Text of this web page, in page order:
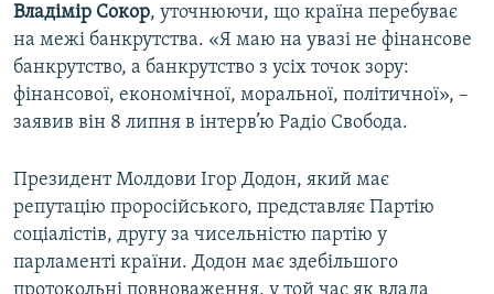
Владімір Сокор, уточнюючи, що країна перебуває
на межі банкрутства. «Я маю на увазі не фінансове
банкрутство, а банкрутство з усіх точок зору:
фінансової, економічної, моральної, політичної», –
заявив він 8 липня в інтерв’ю Радіо Свобода.
Президент Молдови Ігор Додон, який має
репутацію проросійського, представляє Партію
соціалістів, другу за чисельністю партію у
парламенті країни. Додон має здебільшого
протокольні повноваження, у той час як влада